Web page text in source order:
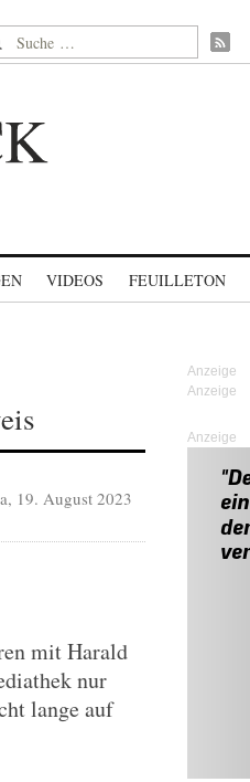
nach:
VIDEOS FEUILLETON
19. August 2023
mit Harald
nur
lange auf
Anzeige